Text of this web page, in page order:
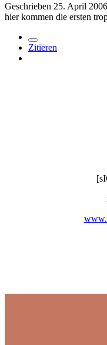
Geschrieben 25. April 2006
hier kommen die ersten
Zitieren